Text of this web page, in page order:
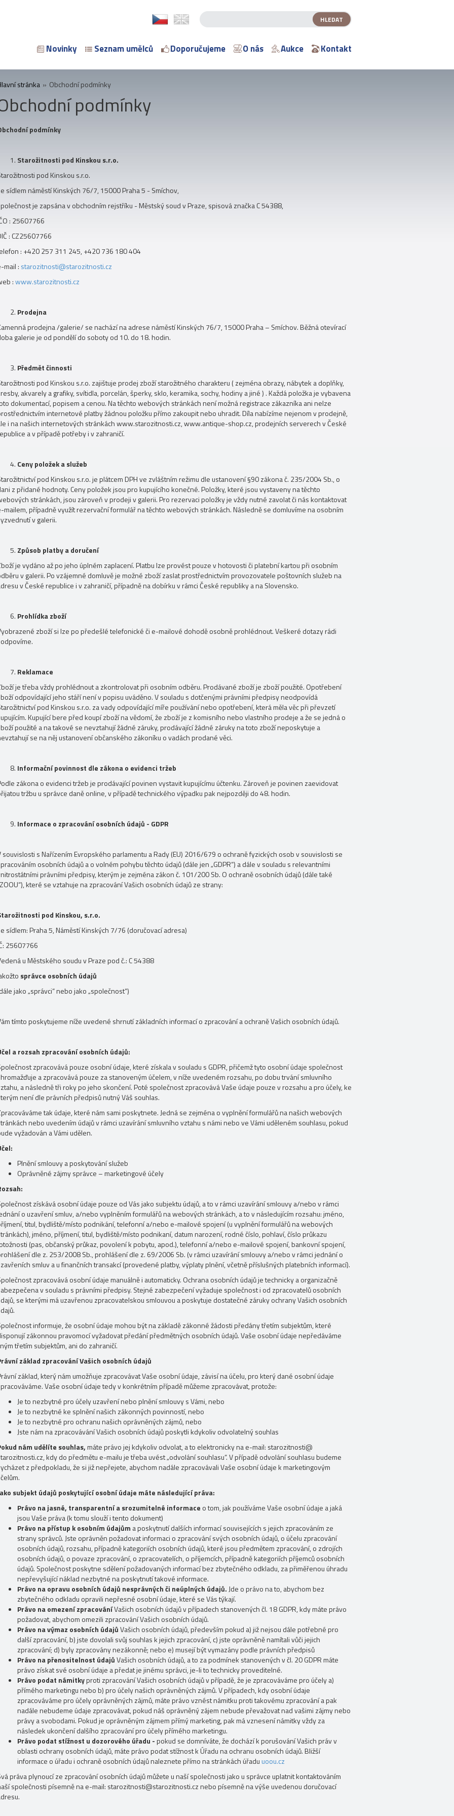
Novinky Seznam umělců Doporučujeme O nás Aukce Kontakt
stránka » Obchodní podmínky
podmínky
podmínky
Starožitnosti pod Kinskou s.r.o.
pod Kinskou s.r.o.
sídlem náměstí Kinských 76/7, 15000 Praha 5 - Smíchov,
je zapsána v obchodním rejstříku - Městský soud v Praze, spisová značka C 54388,
: 25607766
: CZ25607766
: +420 257 311 245, +420 736 180 404
mail : starozitnosti@starozitnosti.cz
:www.starozitnosti.cz
Prodejna
prodejna /galerie/ se nachází na adrese náměstí Kinských 76/7, 15000 Praha – Smíchov. Běžná otevírací
galerie je od pondělí do soboty od 10. do 18. hodin.
Předmět činnosti
pod Kinskou s.r.o. zajištuje prodej zboží starožitného charakteru ( zejména obrazy, nábytek a doplňky,
akvarely a grafiky, svítidla, porcelán, šperky, sklo, keramika, sochy, hodiny a jiné ) . Každá položka je vybavena
dokumentací, popisem a cenou. Na těchto webových stránkách není možná registrace zákazníka ani nelze
internetové platby žádnou položku přímo zakoupit nebo uhradit. Díla nabízíme nejenom v prodejně,
i na našich internetových stránkách www.starozitnosti.cz, www.antique-shop.cz, prodejních serverech v České
a v případě potřeby i v zahraničí.
Ceny položek a služeb
pod Kinskou s.r.o. je plátcem DPH ve zvláštním režimu dle ustanovení §90 zákona č. 235/2004 Sb., o
z přidané hodnoty. Ceny položek jsou pro kupujícího konečné. Položky, které jsou vystaveny na těchto
stránkách, jsou zároveň v prodeji v galerii. Pro rezervaci položky je vždy nutné zavolat či nás kontaktovat
mailem, případně využít rezervační formulář na těchto webových stránkách. Následně se domluvíme na osobním
v galerii.
Způsob platby a doručení
je vydáno až po jeho úplném zaplacení. Platbu lze provést pouze v hotovosti či platební kartou při osobním
v galerii. Po vzájemné domluvě je možné zboží zaslat prostřednictvím provozovatele poštovních služeb na
v České republice i v zahraničí, případně na dobírku v rámci České republiky a na Slovensko.
Prohlídka zboží
zboží si lze po předešlé telefonické či e-mailové dohodě osobně prohlédnout. Veškeré dotazy rádi
Reklamace
je třeba vždy prohlédnout a zkontrolovat při osobním odběru. Prodávané zboží je zboží použité. Opotřebení
odpovídající jeho stáří není v popisu uváděno. V souladu s dotčenými právními předpisy neodpovídá
pod Kinskou s.r.o. za vady odpovídající míře používání nebo opotřebení, která měla věc při převzetí
Kupující bere před koupí zboží na vědomí, že zboží je z komisního nebo vlastního prodeje a že se jedná o
použité a na takové se nevztahují žádné záruky, prodávající žádné záruky na toto zboží neposkytuje a
se na něj ustanovení občanského zákoníku o vadách prodané věci.
Informační povinnost dle zákona o evidenci tržeb
zákona o evidenci tržeb je prodávající povinen vystavit kupujícímu účtenku. Zároveň je povinen zaevidovat
tržbu u správce daně online, v případě technického výpadku pak nejpozději do 48. hodin.
Informace o zpracování osobních údajů - GDPR
souvislosti s Nařízením Evropského parlamentu a Rady (EU) 2016/679 o ochraně fyzických osob v souvislosti se
osobních údajů a o volném pohybu těchto údajů (dále jen „GDPR“) a dále v souladu s relevantními
právními předpisy, kterým je zejména zákon č. 101/200 Sb. O ochraně osobních údajů (dále také
které se vztahuje na zpracování Vašich osobních údajů ze strany:
pod Kinskou, s.r.o.
sídlem: Praha 5, Náměstí Kinských 7/76 (doručovací adresa)
25607766
u Městského soudu v Praze pod č.: C 54388
správce osobních údajů
jako „správci“ nebo jako „společnost“)
tímto poskytujeme níže uvedené shrnutí základních informací o zpracování a ochraně Vašich osobních údajů.
a rozsah zpracování osobních údajů:
zpracovává pouze osobní údaje, které získala v souladu s GDPR, přičemž tyto osobní údaje společnost
a zpracovává pouze za stanoveným účelem, v níže uvedeném rozsahu, po dobu trvání smluvního
a následně tři roky po jeho skončení. Poté společnost zpracovává Vaše údaje pouze v rozsahu a pro účely, ke
není dle právních předpisů nutný Váš souhlas.
tak údaje, které nám sami poskytnete. Jedná se zejména o vyplnění formulářů na našich webových
nebo uvedením údajů v rámci uzavírání smluvního vztahu s námi nebo ve Vámi uděleném souhlasu, pokud
vyžadován a Vámi udělen.
Plnění smlouvy a poskytování služeb
Oprávněné zájmy správce – marketingové účely
získává osobní údaje pouze od Vás jako subjektu údajů, a to v rámci uzavírání smlouvy a/nebo v rámci
o uzavření smluv, a/nebo vyplněním formulářů na webových stránkách, a to v následujícím rozsahu: jméno,
titul, bydliště/místo podnikání, telefonní a/nebo e-mailové spojení (u vyplnění formulářů na webových
jméno, příjmení, titul, bydliště/místo podnikaní, datum narození, rodné číslo, pohlaví, číslo průkazu
(pas, občanský průkaz, povolení k pobytu, apod.), telefonní a/nebo e-mailové spojení, bankovní spojení,
dle z. 253/2008 Sb., prohlášení dle z. 69/2006 Sb. (v rámci uzavírání smlouvy a/nebo v rámci jednání o
smluv a u finančních transakcí (provedené platby, výplaty plnění, včetně příslušných platebních informací).
zpracovává osobní údaje manuálně i automaticky. Ochrana osobních údajů je technicky a organizačně
v souladu s právními předpisy. Stejné zabezpečení vyžaduje společnost i od zpracovatelů osobních
se kterými má uzavřenou zpracovatelskou smlouvou a poskytuje dostatečné záruky ochrany Vašich osobních
informuje, že osobní údaje mohou být na základě zákonné žádosti předány třetím subjektům, které
zákonnou pravomocí vyžadovat předání předmětných osobních údajů. Vaše osobní údaje nepředáváme
třetím subjektům, ani do zahraničí.
základ zpracování Vašich osobních údajů
základ, který nám umožňuje zpracovávat Vaše osobní údaje, závisí na účelu, pro který dané osobní údaje
Vaše osobní údaje tedy v konkrétním případě můžeme zpracovávat, protože:
Je to nezbytné pro účely uzavření nebo plnění smlouvy s Vámi, nebo
Je to nezbytné ke splnění našich zákonných povinností, nebo
Je to nezbytné pro ochranu našich oprávněných zájmů, nebo
Jste nám na zpracovávání Vašich osobních údajů poskytli kdykoliv odvolatelný souhlas
nám udělíte souhlas,máte právo jej kdykoliv odvolat, a to elektronicky na e-mail: starozitnosti@
kdy do předmětu e-mailu je třeba uvést „odvolání souhlasu“. V případě odvolání souhlasu budeme
z předpokladu, že si již nepřejete, abychom nadále zpracovávali Vaše osobní údaje k marketingovým
subjekt údajů poskytující osobní údaje máte následující práva:
Právo na jasné, transparentní a srozumitelné informace o tom, jak používáme Vaše osobní údaje a jaká
jsou Vaše práva (k tomu slouží i tento dokument)
Právo na přístup k osobním údajům a poskytnutí dalších informací souvisejících s jejich zpracováním ze
strany správců. Jste oprávněn požadovat informaci o zpracování svých osobních údajů, o účelu zpracování
osobních údajů, rozsahu, případně kategoriích osobních údajů, které jsou předmětem zpracování, o zdrojích
osobních údajů, o povaze zpracování, o zpracovatelích, o příjemcích, případně kategoriích příjemců osobních
údajů. Společnost poskytne sdělení požadovaných informací bez zbytečného odkladu, za přiměřenou úhradu
nepřevyšující náklad nezbytné na poskytnutí takové informace.
Právo na opravu osobních údajů nesprávných či neúplných údajů. Jde o právo na to, abychom bez
zbytečného odkladu opravili nepřesné osobní údaje, které se Vás týkají.
Právo na omezení zpracováníVašich osobních údajů v případech stanovených čl. 18 GDPR, kdy máte právo
požadovat, abychom omezili zpracování Vašich osobních údajů.
Právo na výmaz osobních údajůVašich osobních údajů, především pokud a) již nejsou dále potřebné pro
další zpracování, b) jste dovolali svůj souhlas k jejich zpracování, c) jste oprávněně namítali vůči jejich
zpracování; d) byly zpracovány nezákonně; nebo e) musejí být vymazány podle právních předpisů
Právo na přenositelnost údajůVašich osobních údajů, a to za podmínek stanovených v čl. 20 GDPR máte
právo získat své osobní údaje a předat je jinému správci, je-li to technicky proveditelné.
Právo podat námitkyproti zpracování Vašich osobních údajů v případě, že je zpracováváme pro účely a)
přímého marketingu nebo b) pro účely našich oprávněných zájmů. V případech, kdy osobní údaje
zpracováváme pro účely oprávněných zájmů, máte právo vznést námitku proti takovému zpracování a pak
nadále nebudeme údaje zpracovávat, pokud náš oprávněný zájem nebude převažovat nad vašimi zájmy nebo
právy a svobodami. Pokud je oprávněným zájmem přímý marketing, pak má vznesení námitky vždy za
následek ukončení dalšího zpracování pro účely přímého marketingu.
Právo podat stížnost u dozorového úřadu -pokud se domníváte, že dochází k porušování Vašich práv v
oblasti ochrany osobních údajů, máte právo podat stížnost k Úřadu na ochranu osobních údajů. Bližší
informace o úřadu i ochraně osobních údajů naleznete přímo na stránkách úřadu uoou.cz
práva plynoucí ze zpracování osobních údajů můžete u naší společnosti jako u správce uplatnit kontaktováním
společnosti písemně na e-mail: starozitnosti@starozitnosti.cz nebo písemně na výše uvedenou doručovací